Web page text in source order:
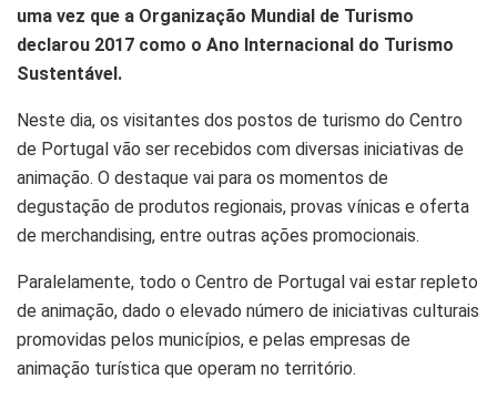
uma vez que a Organização Mundial de Turismo
declarou 2017 como o Ano Internacional do Turismo
Sustentável.
Neste dia, os visitantes dos postos de turismo do Centro
de Portugal vão ser recebidos com diversas iniciativas de
animação. O destaque vai para os momentos de
degustação de produtos regionais, provas vínicas e oferta
de merchandising, entre outras ações promocionais.
Paralelamente, todo o Centro de Portugal vai estar repleto
de animação, dado o elevado número de iniciativas culturais
promovidas pelos municípios, e pelas empresas de
animação turística que operam no território.